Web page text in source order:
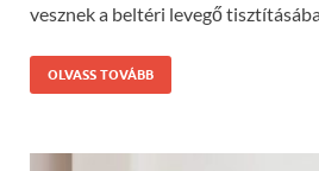
vesznek a beltéri levegő
OLVASS TOVÁBB